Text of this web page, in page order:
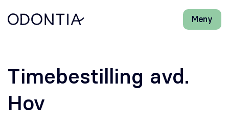
Meny
Lukk
Timebestilling avd.
Hov